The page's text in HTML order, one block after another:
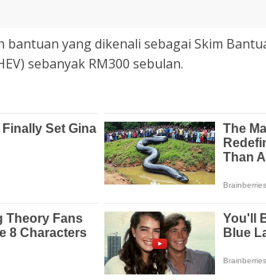
yang dikenali sebagai Skim
sebanyak RM300 sebulan.